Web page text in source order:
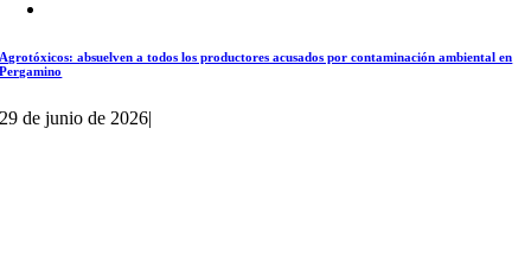
Agrotóxicos: absuelven a todos los productores acusados por contaminación ambiental en
Pergamino
29 de junio de 2026|